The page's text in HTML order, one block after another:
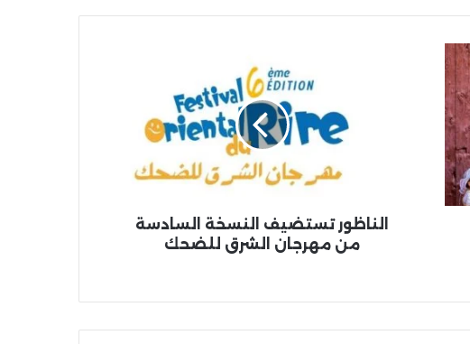
الناظور تستضيف النسخة السادسة
من مهرجان الشرق للضحك